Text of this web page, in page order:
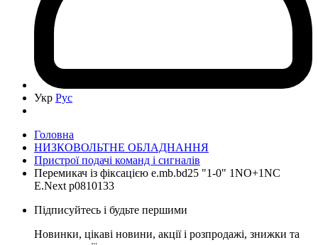
Укр Рус
Головна
НИЗКОВОЛЬТНЕ ОБЛАДНАННЯ
Пристрої подачі команд і сигналів
Перемикач із фіксацією e.mb.bd25 "1-0" 1NO+1NC
E.Next p0810133
Підписуйтесь і будьте першими
Новинки, цікаві новини, акції і розпродажі, знижки та